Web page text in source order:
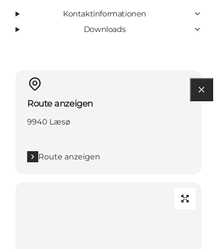
Kontaktinformationen
Downloads
Route anzeigen
9940 Læsø
Route anzeigen